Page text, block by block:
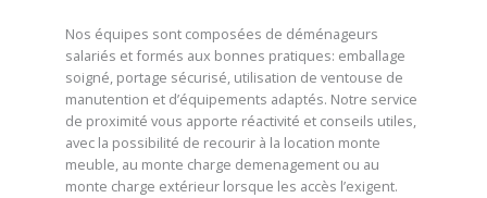
Nos équipes sont composées de déménageurs
salariés et formés aux bonnes pratiques: emballage
soigné, portage sécurisé, utilisation de ventouse de
manutention et d’équipements adaptés. Notre service
de proximité vous apporte réactivité et conseils utiles,
avec la possibilité de recourir à la location monte
meuble, au monte charge demenagement ou au
monte charge extérieur lorsque les accès l’exigent.